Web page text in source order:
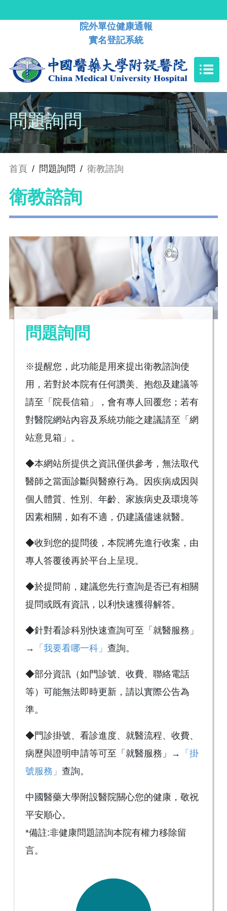
院外單位健康通報
實名登記系統
問題詢問
首頁 / 問題詢問 / 衛教諮詢
衛教諮詢
問題詢問
※提醒您，此功能是用來提出衛教諮詢使
用，若對於本院有任何讚美、抱怨及建議等
請至「院長信箱」，會有專人回覆您；若有
對醫院網站內容及系統功能之建議請至「網
站意見箱」。
◆本網站所提供之資訊僅供參考，無法取代
醫師之當面診斷與醫療行為。因疾病成因與
個人體質、性別、年齡、家族病史及環境等
因素相關，如有不適，仍建議儘速就醫。
◆收到您的提問後，本院將先進行收案，由
專人答覆後再於平台上呈現。
◆於提問前，建議您先行查詢是否已有相關
提問或既有資訊，以利快速獲得解答。
◆針對看診科別快速查詢可至「就醫服務」
→
「我要看哪一科」 查詢。
◆部分資訊（如門診號、收費、聯絡電話
等）可能無法即時更新，請以實際公告為
準。
◆門診掛號、看診進度、就醫流程、收費、
病歷與證明申請等可至「就醫服務」→
「掛
號服務」 查詢。
中國醫藥大學附設醫院關心您的健康，敬祝
平安順心。
*備註:非健康問題諮詢本院有權力移除留
言。